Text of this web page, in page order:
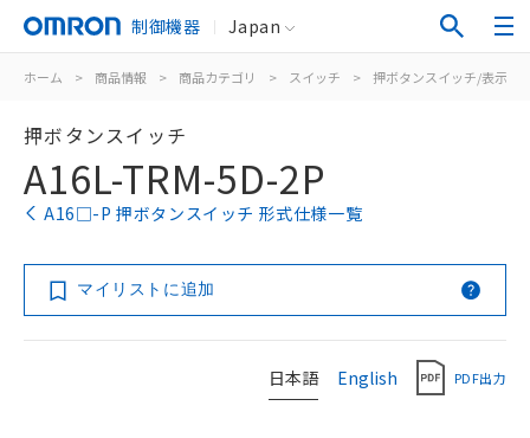
制御機器 Japan
ホーム > 商品情報 > 商品カテゴリ > スイッチ > 押ボタンスイッチ/表示灯
押ボタンスイッチ
A16L-TRM-5D-2P
A16□-P 押ボタンスイッチ 形式仕様一覧
マイリストに追加
日本語 English PDF出力